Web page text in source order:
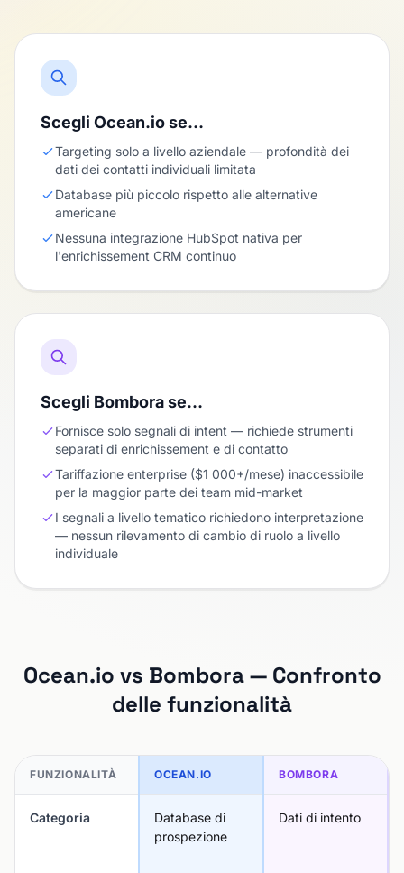
Scegli Ocean.io se…
Targeting solo a livello aziendale — profondità dei
dati dei contatti individuali limitata
Database più piccolo rispetto alle alternative
americane
Nessuna integrazione HubSpot nativa per
l'enrichissement CRM continuo
Scegli Bombora se…
Fornisce solo segnali di intent — richiede strumenti
separati di enrichissement e di contatto
Tariffazione enterprise ($1 000+/mese) inaccessibile
per la maggior parte dei team mid-market
I segnali a livello tematico richiedono interpretazione
— nessun rilevamento di cambio di ruolo a livello
individuale
Ocean.io vs Bombora — Confronto
delle funzionalità
FUNZIONALITÀ OCEAN.IO BOMBORA
Categoria
Database di
prospezione
Dati di intento